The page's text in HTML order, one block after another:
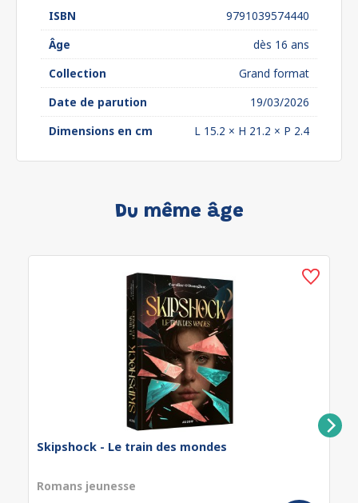
ISBN
9791039574440
Âge
dès 16 ans
Collection
Grand format
Date de parution
19/03/2026
Dimensions en cm
L 15.2 × H 21.2 × P 2.4
Du même âge
Skipshock - Le train des mondes
Romans jeunesse